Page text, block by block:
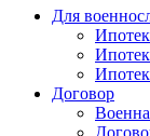
Для
Договор